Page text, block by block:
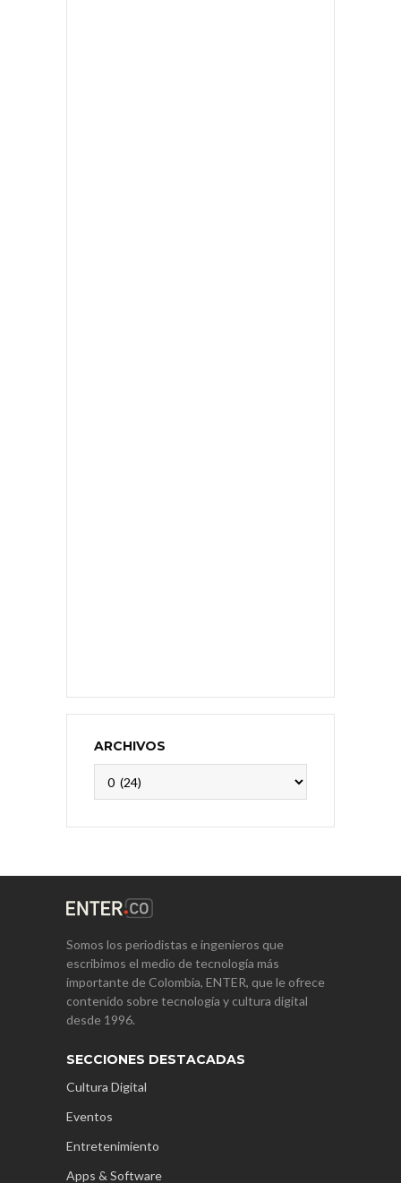
ARCHIVOS
Somos los periodistas e ingenieros que
escribimos el medio de tecnología más
importante de Colombia, ENTER, que le ofrece
contenido sobre tecnología y cultura digital
desde 1996.
SECCIONES DESTACADAS
Cultura Digital
Eventos
Entretenimiento
Apps & Software